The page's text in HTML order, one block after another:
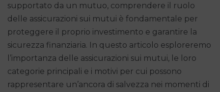
supportato da un mutuo, comprendere il ruolo
delle assicurazioni sui mutui è fondamentale per
proteggere il proprio investimento e garantire la
sicurezza finanziaria. In questo articolo esploreremo
l’importanza delle assicurazioni sui mutui, le loro
categorie principali e i motivi per cui possono
rappresentare un’ancora di salvezza nei momenti di